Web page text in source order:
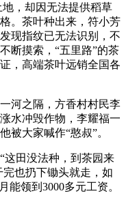
，却因无法提供稻草
。茶叶种出来，符小芳
现指纹已无法识别，不
断摸索，“五里路”的茶
，高端茶叶远销全国各
之隔，方香村村民李
水冲毁作物，李耀福一
被大家喊作“憨叔”。
田没法种，到茶园来
完也扔下锄头就走，如
能领到3000多元工资。